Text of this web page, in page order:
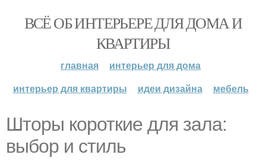
ВСЁ ОБ ИНТЕРЬЕРЕ ДЛЯ ДОМА И
КВАРТИРЫ
главная
интерьер для дома
интерьер для квартиры
идеи дизайна мебель
Шторы короткие для зала:
выбор и стиль